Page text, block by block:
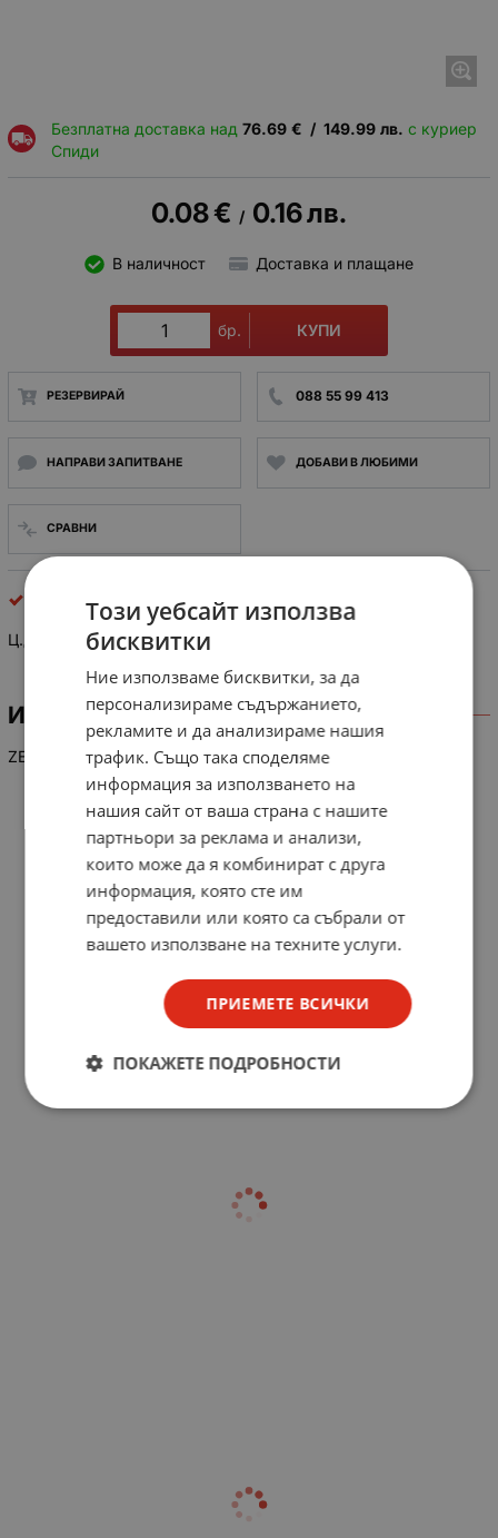
Безплатна доставка над 76.69 € / 149.99 лв. с куриер
Спиди
0.08€ / 0.16лв.
В наличност Доставка и плащане
бр. КУПИ
РЕЗЕРВИРАЙ 088 55 99 413
НАПРАВИ ЗАПИТВАНЕ ДОБАВИ В ЛЮБИМИ
СРАВНИ
ценерови
Ц.Д.-16V/0.5W
ИНФОРМАЦИЯ
ZENER
Този уебсайт използва
бисквитки
Ние използваме бисквитки, за да
персонализираме съдържанието,
рекламите и да анализираме нашия
трафик. Също така споделяме
информация за използването на
нашия сайт от ваша страна с нашите
партньори за реклама и анализи,
които може да я комбинират с друга
информация, която сте им
предоставили или която са събрали от
вашето използване на техните услуги.
ПРИЕМЕТЕ ВСИЧКИ
ПОКАЖЕТЕ ПОДРОБНОСТИ